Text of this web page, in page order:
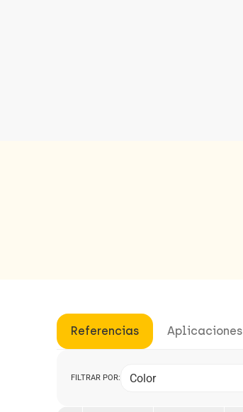
Referencias Aplicaciones
FILTRAR POR: Color